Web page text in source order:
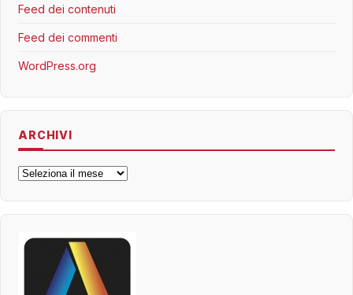
Feed dei contenuti
Feed dei commenti
WordPress.org
ARCHIVI
Archivi